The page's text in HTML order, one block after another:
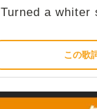
Turned a whiter
この歌